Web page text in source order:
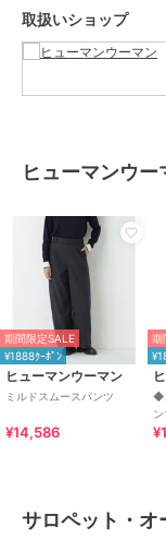
サイズ
特徴
取扱いショップ
ヒューマンウ
期間限定SALE
¥1888ｸｰﾎﾟﾝ
ヒューマンウーマン
ミルドスムースパンツ
¥14,586
期
◆
サロペット・オ